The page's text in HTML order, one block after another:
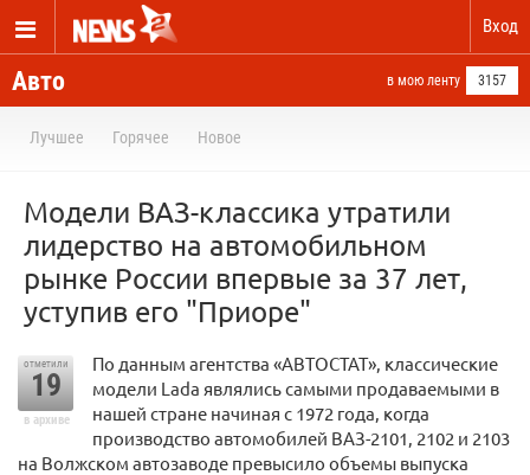
Вход
Авто в мою ленту 3157
Лучшее Горячее Новое
Модели ВАЗ-классика утратили
лидерство на автомобильном
рынке России впервые за 37 лет,
уступив его "Приоре"
отметили
19
в архиве
По данным агентства «АВТОСТАТ», классические
модели Lada являлись самыми продаваемыми в
нашей стране начиная с 1972 года, когда
производство автомобилей ВАЗ-2101, 2102 и 2103
на Волжском автозаводе превысило объемы выпуска